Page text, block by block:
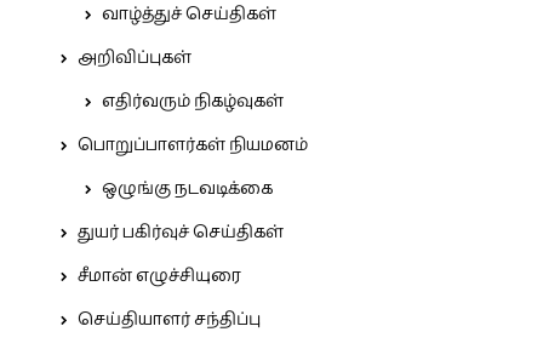
வாழ்த்துச் செய்திகள்
அறிவிப்புகள்
எதிர்வரும் நிகழ்வுகள்
பொறுப்பாளர்கள் நியமனம்
ஒழுங்கு நடவடிக்கை
துயர் பகிர்வுச் செய்திகள்
சீமான் எழுச்சியுரை
செய்தியாளர் சந்திப்பு